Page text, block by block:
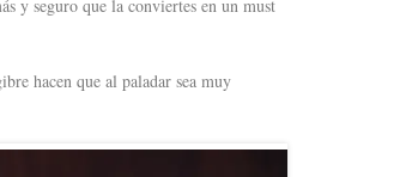
y seguro que la conviertes en un must
hacen que al paladar sea muy